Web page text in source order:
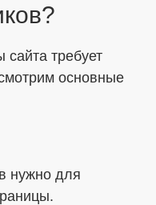
сайта требует
основные
нужно для